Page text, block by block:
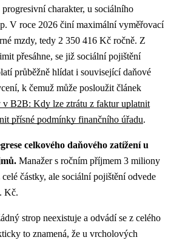
charakter, u sociálního
V roce 2026 činí maximální vyměřovací
mzdy, tedy 2 350 416 Kč ročně. Z
přesáhne, se již sociální pojištění
průběžně hlídat i související daňové
k čemuž může posloužit článek
v B2B: Kdy lze ztrátu z faktur uplatnit
přísné podmínky finančního úřadu.
celkového daňového zatížení u
Manažer s ročním příjmem 3 miliony
částky, ale sociální pojištění odvede
Kč.
strop neexistuje a odvádí se z celého
to znamená, že u vrcholových